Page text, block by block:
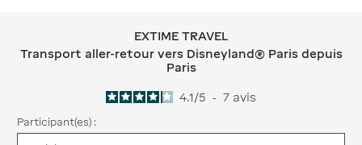
EXTIME TRAVEL Transport aller-
EXTIME TRAVEL
Transport aller-retour vers Disneyland® Paris depuis
Paris
4.1/5 - 7 avis
Participant(es) :